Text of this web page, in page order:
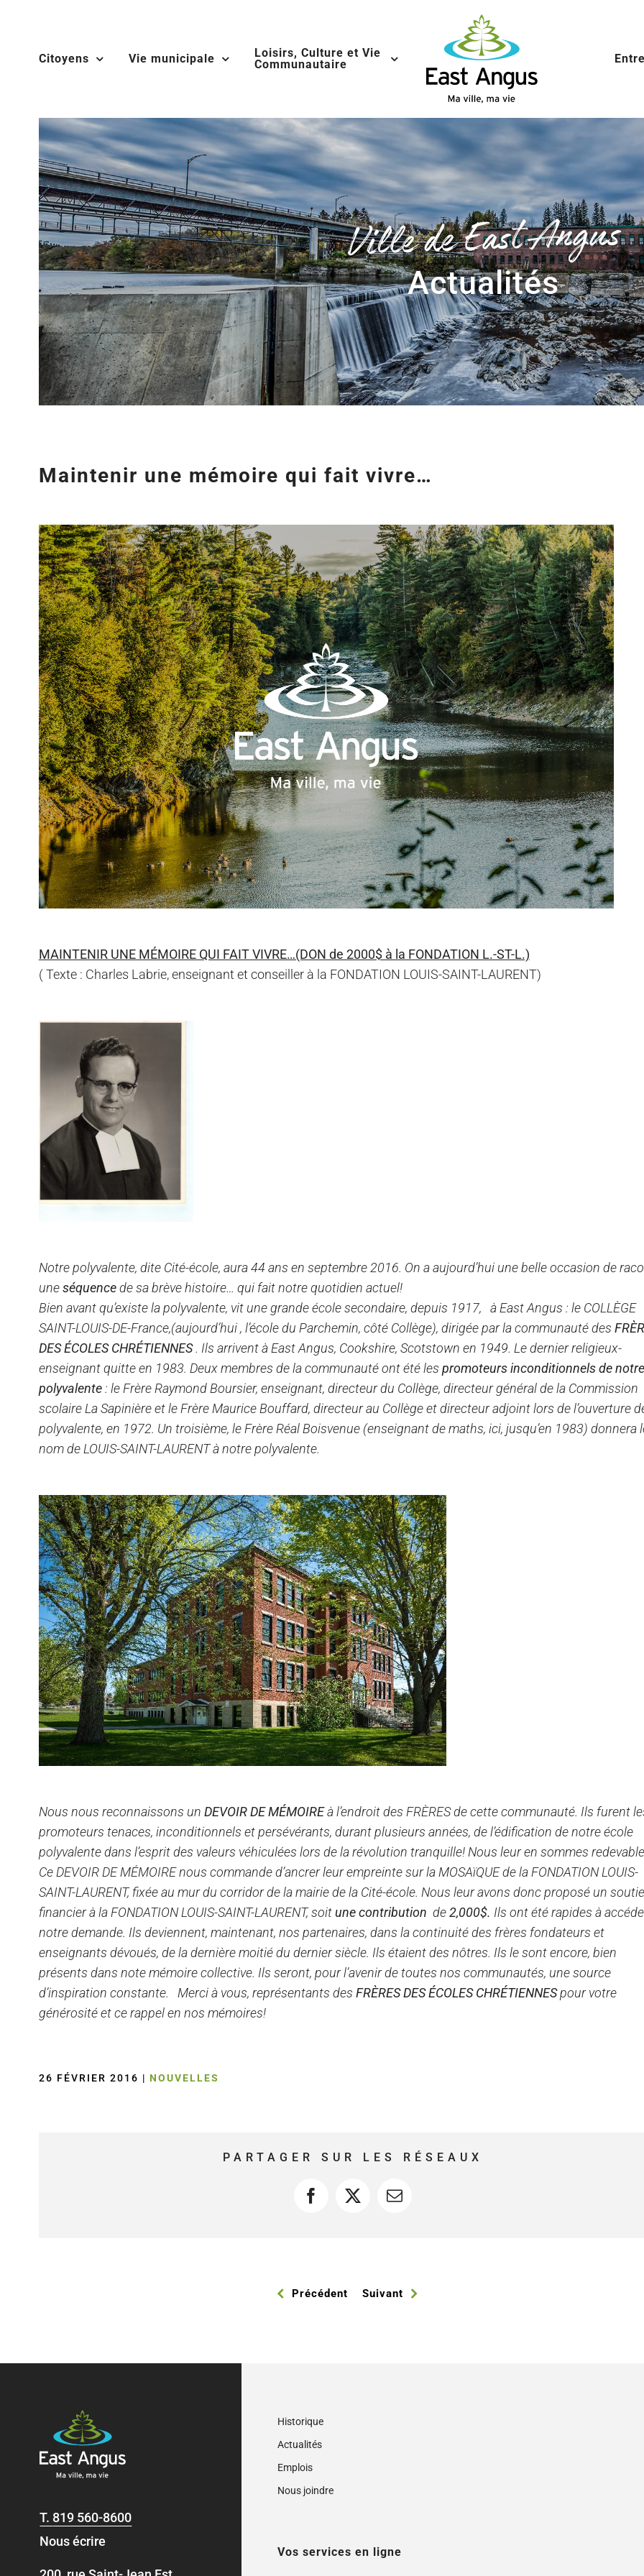
contentCitoyens Vie municipale
Loisirs, Culture et Vie
Communautaire
Ville de East Angus
Actualités
Maintenir une mémoire qui fait vivre…
Agrandir
l&apos;image
MAINTENIR UNE MÉMOIRE QUI FAIT VIVRE…(DON de 2000$ à la FONDATION L.-ST-L.)
( Texte : Charles Labrie, enseignant et conseiller à la FONDATION LOUIS-SAINT-LAURENT)
Notre polyvalente, dite Cité-école, aura 44 ans en septembre 2016. On a aujourd’hui une belle occasion de
uneséquencede sa brève histoire… qui fait notre quotidien actuel!
Bien avant qu’existe la polyvalente, vit une grande école secondaire, depuis 1917, à East Angus : le COLLÈGE
SAINT-LOUIS-DE-France,(aujourd’hui , l’école du Parchemin, côté Collège), dirigée par la communauté des
DES ÉCOLES CHRÉTIENNES. Ils arrivent à East Angus, Cookshire, Scotstown en 1949. Le dernier religieux-
enseignant quitte en 1983. Deux membres de la communauté ont été les promoteurs inconditionnels de notre
polyvalente: le Frère Raymond Boursier, enseignant, directeur du Collège, directeur général de la Commission
scolaire La Sapinière et le Frère Maurice Bouffard, directeur au Collège et directeur adjoint lors de l’ouverture
polyvalente, en 1972. Un troisième, le Frère Réal Boisvenue (enseignant de maths, ici, jusqu’en 1983) donnera
nom de LOUIS-SAINT-LAURENT à notre polyvalente.
Nous nous reconnaissons un DEVOIR DE MÉMOIREà l’endroit des FRÈRES de cette communauté. Ils furent
promoteurs tenaces, inconditionnels et persévérants, durant plusieurs années, de l’édification de notre école
polyvalente dans l’esprit des valeurs véhiculées lors de la révolution tranquille! Nous leur en sommes
Ce DEVOIR DE MÉMOIRE nous commande d’ancrer leur empreinte sur la MOSAïQUE de la FONDATION LOUIS-
SAINT-LAURENT, fixée au mur du corridor de la mairie de la Cité-école. Nous leur avons donc proposé un
financier à la FONDATION LOUIS-SAINT-LAURENT, soitune contribution de2,000$. Ils ont été rapides à
notre demande. Ils deviennent, maintenant, nos partenaires, dans la continuité des frères fondateurs et
enseignants dévoués, de la dernière moitié du dernier siècle. Ils étaient des nôtres. Ils le sont encore, bien
présents dans note mémoire collective. Ils seront, pour l’avenir de toutes nos communautés, une source
d’inspiration constante. Merci à vous, représentants des FRÈRES DES ÉCOLES CHRÉTIENNESpour votre
générosité et ce rappel en nos mémoires!
26 FÉVRIER 2016 | NOUVELLES
PARTAGER SUR LES RÉSEAUX
Facebook
X Courriel
Précédent Suivant
T. 819 560-8600
Nous écrire
Historique
Actualités
Emplois
Nous joindre
Vos services en ligne